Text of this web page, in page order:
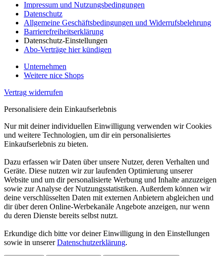
Impressum und Nutzungsbedingungen
Datenschutz
Allgemeine Geschäftsbedingungen und Widerrufsbelehrung
Barrierefreiheitserklärung
Datenschutz-Einstellungen
Abo-Verträge hier kündigen
Unternehmen
Weitere nice Shops
Vertrag widerrufen
Personalisiere dein Einkaufserlebnis
Nur mit deiner individuellen Einwilligung verwenden wir Cookies
und weitere Technologien, um dir ein personalisiertes
Einkaufserlebnis zu bieten.
Dazu erfassen wir Daten über unsere Nutzer, deren Verhalten und
Geräte. Diese nutzen wir zur laufenden Optimierung unserer
Website und um dir personalisierte Werbung und Inhalte anzuzeigen
sowie zur Analyse der Nutzungsstatistiken. Außerdem können wir
deine verschlüsselten Daten mit externen Anbietern abgleichen und
dir über deren Online-Werbekanäle Angebote anzeigen, nur wenn
du deren Dienste bereits selbst nutzt.
Erkundige dich bitte vor deiner Einwilligung in den Einstellungen
sowie in unsererDatenschutzerklärung.